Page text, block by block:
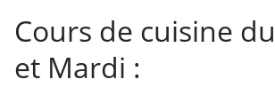
Cours de cuisine
et Mardi :